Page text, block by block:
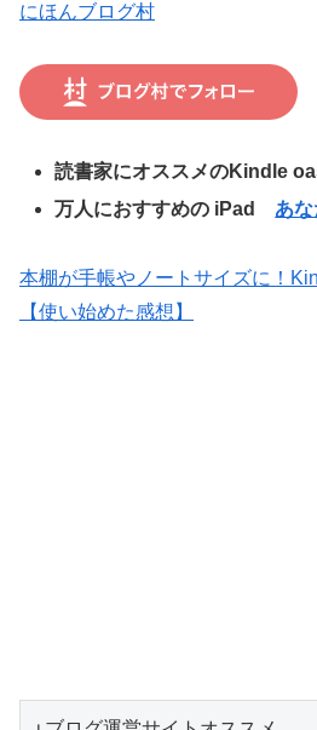
にほんブログ村
読書家にオススメのKindle
万人におすすめの iPad あ
本棚が手帳やノートサイズに！
【使い始めた感想】